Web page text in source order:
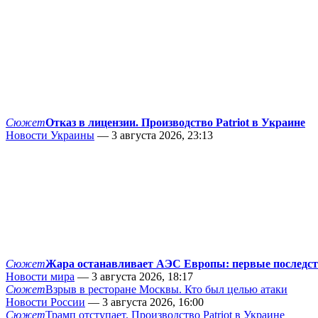
СюжетОтказ в лицензии. Производство Patriot в Украине
Новости Украины — 3 августа 2026, 23:13
СюжетЖара останавливает АЭС Европы: первые
Новости мира — 3 августа 2026, 18:17
СюжетВзрыв в ресторане Москвы. Кто был целью атаки
Новости России — 3 августа 2026, 16:00
СюжетТрамп отступает. Производство Patriot в Украине